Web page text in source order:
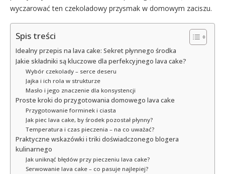
wyczarować ten czekoladowy przysmak w domowym zaciszu.
Spis treści
Idealny przepis na lava cake: Sekret płynnego środka
Jakie składniki są kluczowe dla perfekcyjnego lava cake?
Wybór czekolady – serce deseru
Jajka i ich rola w strukturze
Masło i jego znaczenie dla konsystencji
Proste kroki do przygotowania domowego lava cake
Przygotowanie forminek i ciasta
Jak piec lava cake, by środek pozostał płynny?
Temperatura i czas pieczenia – na co uważać?
Praktyczne wskazówki i triki doświadczonego blogera
kulinarnego
Jak uniknąć błędów przy pieczeniu lava cake?
Serwowanie lava cake – co pasuje najlepiej?